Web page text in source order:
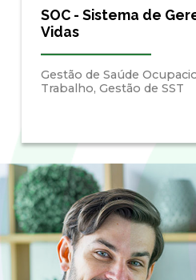
SOC - Sistema de
Vidas
Gestão de Saúde
Trabalho, Gestão de SST